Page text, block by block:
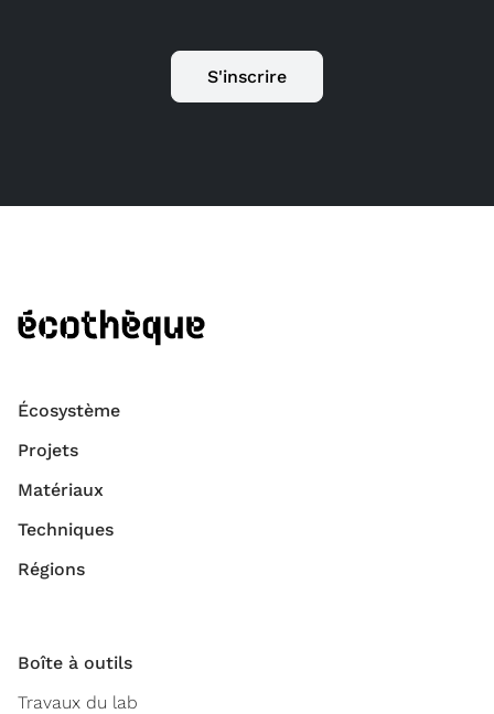
S'inscrire
Écosystème
Projets
Matériaux
Techniques
Régions
Boîte à outils
Travaux du lab